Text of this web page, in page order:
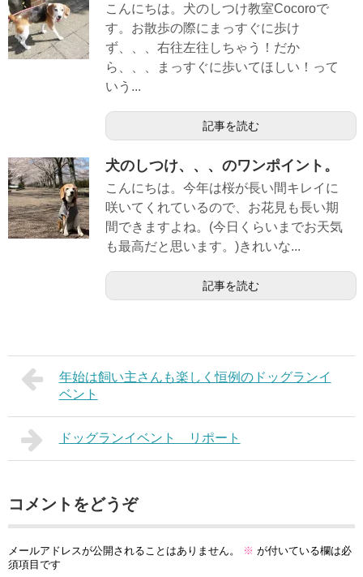
こんにちは。犬のしつけ教室Cocoroで
す。お散歩の際にまっすぐに歩け
ず、、、右往左往しちゃう！だか
ら、、、まっすぐに歩いてほしい！って
いう...
記事を読む
犬のしつけ、、、のワンポイント。
こんにちは。今年は桜が長い間キレイに
咲いてくれているので、お花見も長い期
間できますよね。(今日くらいまでお天気
も最高だと思います。)きれいな...
記事を読む
年始は飼い主さんも楽しく恒例のドッグランイ
ベント
ドッグランイベント リポート
コメントをどうぞ
メールアドレスが公開されることはありません。 ※ が付いている欄は必
須項目です